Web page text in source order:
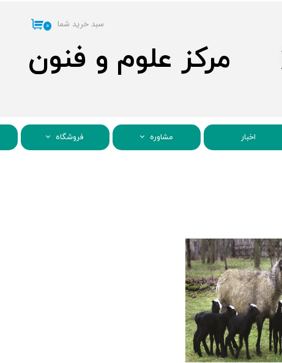
مرکز علوم و فنون
۰ سبد خرید شما
اخبار مشاوره فروشگاه